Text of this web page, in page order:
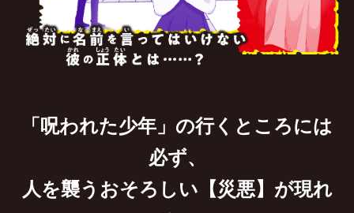
「呪われた少年」の行くところには
必ず、
人を襲うおそろしい【災悪】が現れ